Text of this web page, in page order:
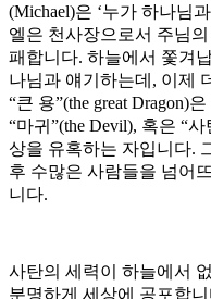
(Michael)은 ‘누가 하나님
엘은 천사장으로서 주님
패합니다. 하늘에서 쫓겨
나님과 얘기하는데, 이제
“큰 용”(the great Dragon)
“마귀”(the Devil), 혹은 “
상을 유혹하는 자입니다.
후 수많은 사람들을 넘어
니다.
사탄의 세력이 하늘에서
분명하게 세상에 공포합